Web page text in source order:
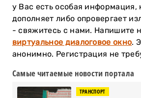
у Вас есть особая информация,
дополняет либо опровергает
- свяжитесь с нами. Напишите
виртуальное диалоговое окно.
анонимно. Регистрация не
Самые читаемые новости портала
ТРАНСПОРТ